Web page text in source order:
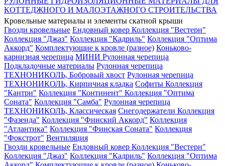
КОТТЕДЖНОГО И МАЛОЭТАЖНОГО СТРОИТЕЛЬСТВА
Кровельные материалы и элементы скатной крыши
Гвозди кровельные Ендовный ковер Коллекция "Вестерн"
Коллекция "Джаз" Коллекция "Кадриль" Коллекция "Оптима
Аккорд" Комплектующие к кровле (разное) Коньково-
карнизная черепица МИНИ Рулонная черепица
Подкладочные материалы Рулонная черепица
ТЕХНОНИКОЛЬ, Бобровый хвост Рулонная черепица
ТЕХНОНИКОЛЬ, Кирпичная кладка Софиты Коллекция
"Кантри" Коллекция "Континент" Коллекция "Оптима
Соната" Коллекция "Самба" Рулонная черепица
ТЕХНОНИКОЛЬ, Классическая Снегодержатели Коллекция
"Фазенда" Коллекция "Финский Аккорд" Коллекция
"Атлантика" Коллекция "Финская Соната" Коллекция
"Фокстрот" Вентиляция
Гвозди кровельные Ендовный ковер Коллекция "Вестерн"
Коллекция "Джаз" Коллекция "Кадриль" Коллекция "Оптима